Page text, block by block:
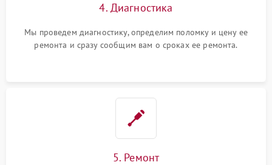
4. Диагностика
Мы проведем диагностику, определим поломку и цену ее
ремонта и сразу сообщим вам о сроках ее ремонта.
5. Ремонт